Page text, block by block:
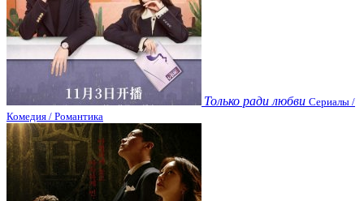
Только ради любви Сериалы /
Комедия / Романтика